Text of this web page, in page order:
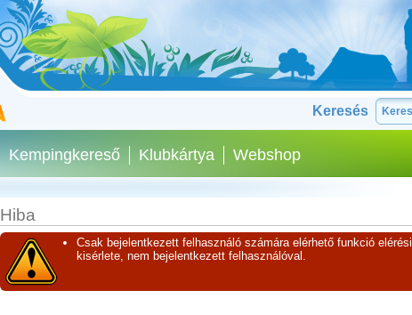
Keresés
Kempingkereső Klubkártya Webshop
Hiba
Csak bejelentkezett felhasználó számára elérhető funkció elérési
kisérlete, nem bejelentkezett felhasználóval.